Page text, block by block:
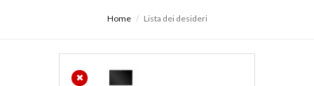
Home Lista dei desideri
Prodotto